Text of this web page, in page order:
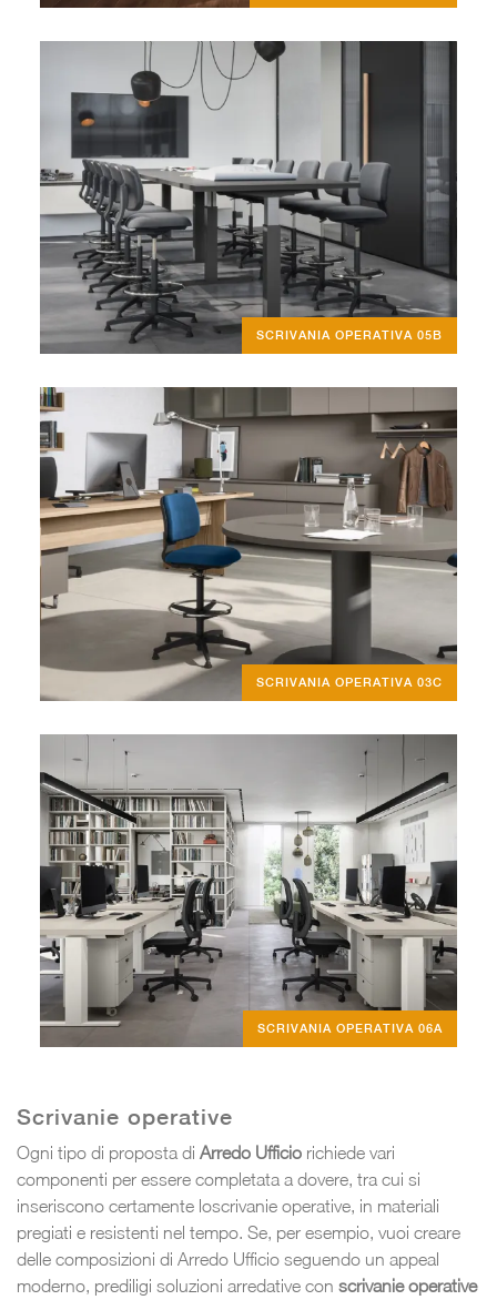
SCRIVANIA OPERATIVA 05B
SCRIVANIA OPERATIVA 03C
SCRIVANIA OPERATIVA 06A
Scrivanie operative
Ogni tipo di proposta di Arredo Ufficio richiede vari
componenti per essere completata a dovere, tra cui si
inseriscono certamente loscrivanie operative, in materiali
pregiati e resistenti nel tempo. Se, per esempio, vuoi creare
delle composizioni di Arredo Ufficio seguendo un appeal
moderno, prediligi soluzioni arredative con scrivanie operative